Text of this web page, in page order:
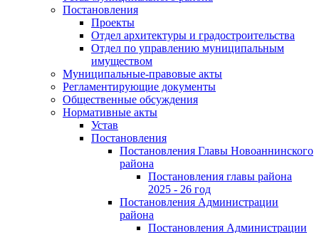
Постановления
Проекты
Отдел архитектуры и градостроительства
Отдел по управлению муниципальным
имуществом
Муниципальные-правовые акты
Регламентирующие документы
Общественные обсуждения
Нормативные акты
Устав
Постановления
Постановления Главы Новоаннинского
района
Постановления главы района
2025 - 26 год
Постановления Администрации
района
Постановления Администрации